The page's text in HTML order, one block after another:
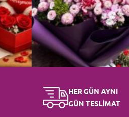
HER GÜN AYNI
GÜN TESLİMAT